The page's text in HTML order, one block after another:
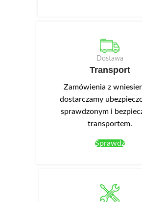
Dostawa
Transport
Zamówienia z
dostarczamy
sprawdzonym i
transportem.
Sprawdź